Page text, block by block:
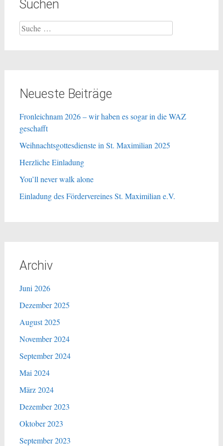
Suchen
Suche
nach:
Neueste Beiträge
Fronleichnam 2026 – wir haben es sogar in die WAZ
geschafft
Weihnachtsgottesdienste in St. Maximilian 2025
Herzliche Einladung
You’ll never walk alone
Einladung des Fördervereines St. Maximilian e.V.
Archiv
Juni 2026
Dezember 2025
August 2025
November 2024
September 2024
Mai 2024
März 2024
Dezember 2023
Oktober 2023
September 2023